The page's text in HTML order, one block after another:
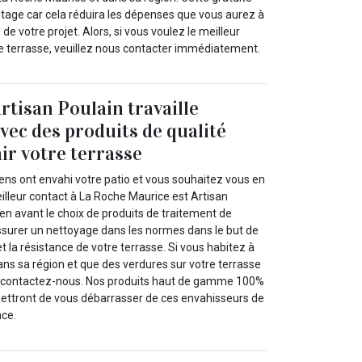
car cela réduira les dépenses que vous aurez à
votre projet. Alors, si vous voulez le meilleur
terrasse, veuillez nous contacter immédiatement.
Poulain travaille
des produits de qualité
votre terrasse
ont envahi votre patio et vous souhaitez vous en
contact à La Roche Maurice est Artisan
avant le choix de produits de traitement de
un nettoyage dans les normes dans le but de
la résistance de votre terrasse. Si vous habitez à
sa région et que des verdures sur votre terrasse
nous. Nos produits haut de gamme 100%
de vous débarrasser de ces envahisseurs de